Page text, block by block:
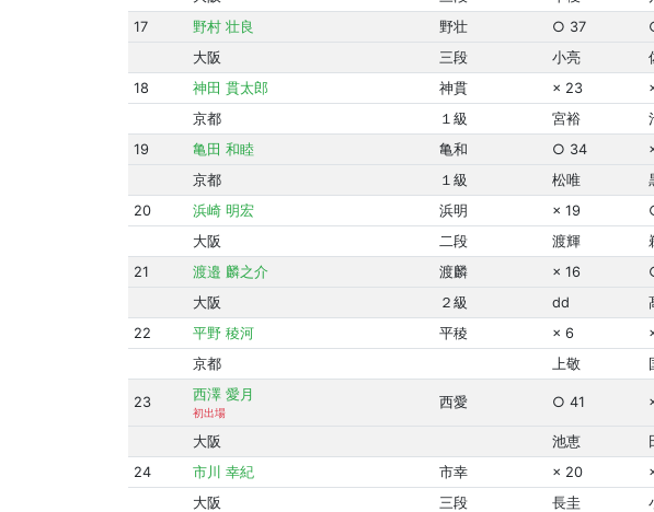
17
野村 壮良 野壮 ○ 37
大阪
三段 小亮
18
神田 貫太郎 神貫 × 23
京都
１級 宮裕
19
亀田 和睦 亀和 ○ 34
京都
１級 松唯
20
浜崎 明宏 浜明 × 19
大阪
二段 渡輝
21
渡邉 麟之介 渡麟 × 16
大阪
２級 dd
22
平野 稜河 平稜 × 6
京都
上敬
23 西澤 愛月
初出場
西愛 ○ 41
大阪 池恵
24
市川 幸紀 市幸 × 20
大阪
三段 長圭